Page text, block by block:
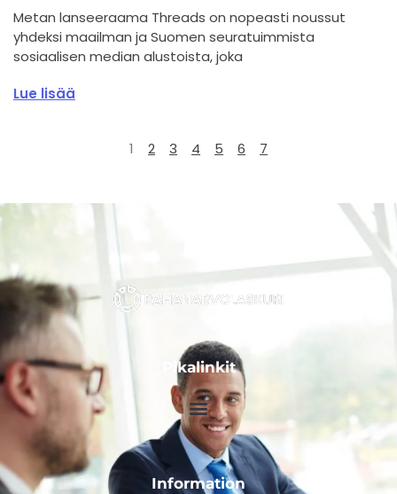
Metan lanseeraama Threads on nopeasti noussut
yhdeksi maailman ja Suomen seuratuimmista
sosiaalisen median alustoista, joka
Lue lisää
1 2 3 4 5 6 7
Pikalinkit
Information